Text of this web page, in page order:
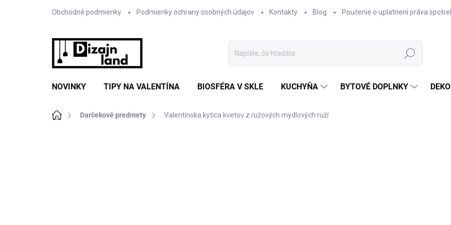
Obchodné podmienky Podmienky ochrany osobných údajov Kontakty Blog Poučenie o uplatnení práva
Hľadať
NOVINKY TIPY NA VALENTÍNA BIOSFÉRA V SKLE KUCHYŇA BYTOVÉ DOPLNKY
DomovDarčekové predmety Valentínska kytica kvetov z ružových mydlových ruží